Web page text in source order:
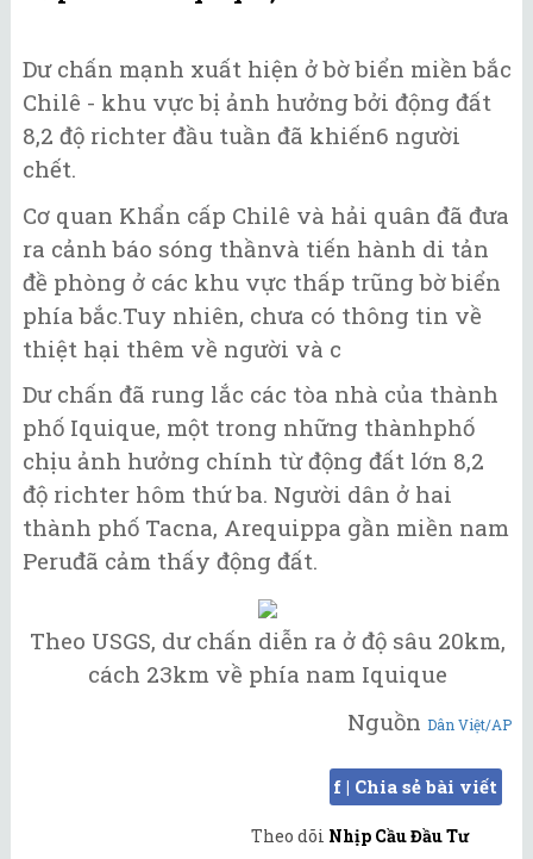
Dư chấn mạnh xuất hiện ở bờ biển miền bắc
Chilê - khu vực bị ảnh hưởng bởi động đất
8,2 độ richter đầu tuần đã khiến6 người
chết.
Cơ quan Khẩn cấp Chilê và hải quân đã đưa
ra cảnh báo sóng thầnvà tiến hành di tản
đề phòng ở các khu vực thấp trũng bờ biển
phía bắc.Tuy nhiên, chưa có thông tin về
thiệt hại thêm về người và c
Dư chấn đã rung lắc các tòa nhà của thành
phố Iquique, một trong những thànhphố
chịu ảnh hưởng chính từ động đất lớn 8,2
độ richter hôm thứ ba. Người dân ở hai
thành phố Tacna, Arequippa gần miền nam
Peruđã cảm thấy động đất.
Theo USGS, dư chấn diễn ra ở độ sâu 20km,
cách 23km về phía nam Iquique
Nguồn Dân Việt/AP
f | Chia sẻ bài viết
Theo dõi Nhịp Cầu Đầu Tư